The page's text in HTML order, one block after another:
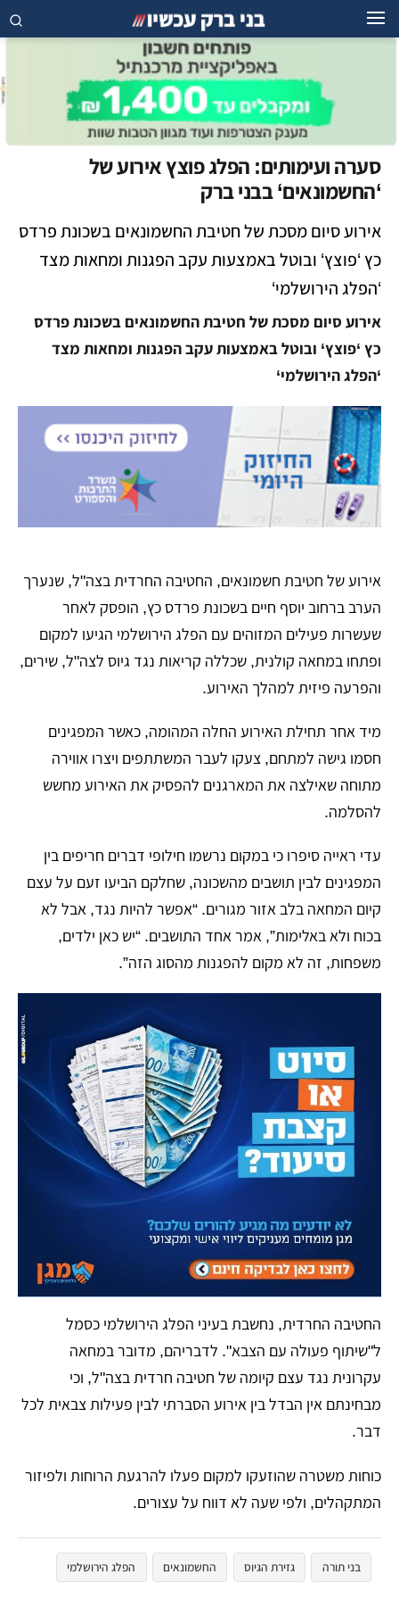
סערה ועימותים: הפלג פוצץ אירוע של
‘החשמונאים‘ בבני ברק
אירוע סיום מסכת של חטיבת החשמונאים בשכונת פרדס
כץ ‘פוצץ‘ ובוטל באמצעות עקב הפגנות ומחאות מצד
‘הפלג הירושלמי‘
אירוע סיום מסכת של חטיבת החשמונאים בשכונת פרדס
כץ ‘פוצץ‘ ובוטל באמצעות עקב הפגנות ומחאות מצד
‘הפלג הירושלמי‘
אירוע של חטיבת חשמונאים, החטיבה החרדית בצה"ל, שנערך
הערב ברחוב יוסף חיים בשכונת פרדס כץ, הופסק לאחר
שעשרות פעילים המזוהים עם הפלג הירושלמי הגיעו למקום
ופתחו במחאה קולנית, שכללה קריאות נגד גיוס לצה"ל, שירים,
והפרעה פיזית למהלך האירוע.
מיד אחר תחילת האירוע החלה המהומה, כאשר המפגינים
חסמו גישה למתחם, צעקו לעבר המשתתפים ויצרו אווירה
מתוחה שאילצה את המארגנים להפסיק את האירוע מחשש
להסלמה.
עדי ראייה סיפרו כי במקום נרשמו חילופי דברים חריפים בין
המפגינים לבין תושבים מהשכונה, שחלקם הביעו זעם על עצם
קיום המחאה בלב אזור מגורים. “אפשר להיות נגד, אבל לא
בכוח ולא באלימות”, אמר אחד התושבים. “יש כאן ילדים,
משפחות, זה לא מקום להפגנות מהסוג הזה”.
החטיבה החרדית, נחשבת בעיני הפלג הירושלמי כסמל
ל"שיתוף פעולה עם הצבא". לדבריהם, מדובר במחאה
עקרונית נגד עצם קיומה של חטיבה חרדית בצה"ל, וכי
מבחינתם אין הבדל בין אירוע הסברתי לבין פעילות צבאית לכל
דבר.
כוחות משטרה שהוזעקו למקום פעלו להרגעת הרוחות ולפיזור
המתקהלים, ולפי שעה לא דווח על עצורים.
בני תורה גזירת הגיוס החשמונאים הפלג הירושלמי